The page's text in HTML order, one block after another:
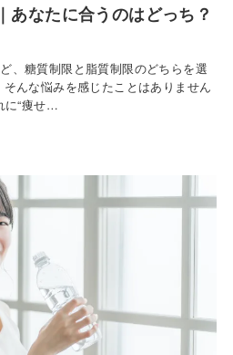
あなたに合うのはどっち？
、糖質制限と脂質制限のどちらを選
んな悩みを感じたことはありません
に“痩せ…